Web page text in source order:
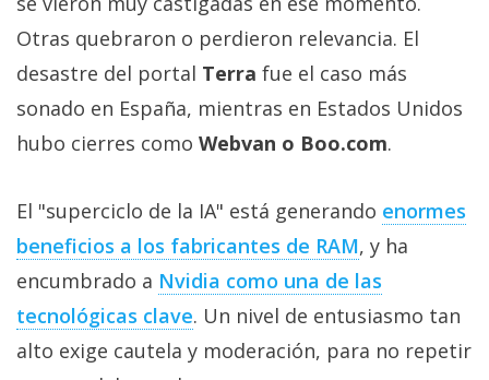
Otras quebraron o perdieron relevancia. El
desastre del portal Terra fue el caso más
sonado en España, mientras en Estados Unidos
hubo cierres como Webvan o Boo.com.
El "superciclo de la IA" está generando enormes
beneficios a los fabricantes de RAM‎, y ha
encumbrado a Nvidia como una de las
tecnológicas clave‎. Un nivel de entusiasmo tan
alto exige cautela y moderación, para no repetir